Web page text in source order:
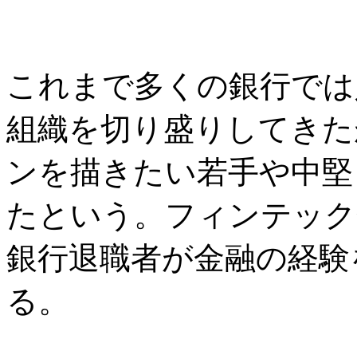
これまで多くの銀行で
組織を切り盛りしてき
ンを描きたい若手や中
たという。フィンテッ
銀行退職者が金融の経
る。